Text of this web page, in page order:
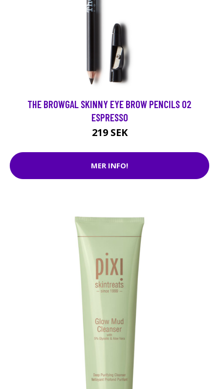
THE BROWGAL SKINNY EYE BROW PENCILS 02
ESPRESSO
219 SEK
MER INFO!